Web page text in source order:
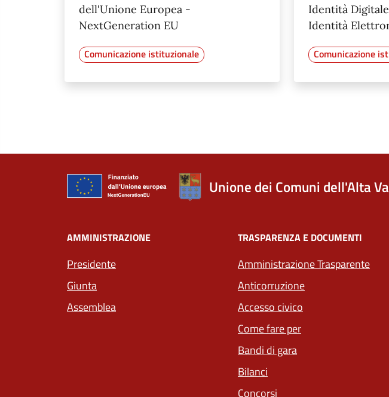
dell'Unione Europea -
NextGeneration EU
Comunicazione istituzionale
Identità
Identità
Comunicazione
Unione dei Comuni dell'Alta
AMMINISTRAZIONE
Presidente
Giunta
Assemblea
TRASPARENZA E DOCUMENTI
Amministrazione Trasparente
Anticorruzione
Accesso civico
Come fare per
Bandi di gara
Bilanci
Concorsi